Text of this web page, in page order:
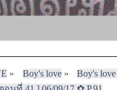
» Boy's love»
Boy's